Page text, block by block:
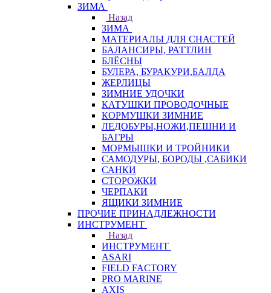
ЗИМА
Назад
ЗИМА
МАТЕРИАЛЫ ДЛЯ СНАСТЕЙ
БАЛАНСИРЫ, РАТТЛИН
БЛЁСНЫ
БУЛЕРА, БУРАКУРИ,БАЛДА
ЖЕРЛИЦЫ
ЗИМНИЕ УДОЧКИ
КАТУШКИ ПРОВОДОЧНЫЕ
КОРМУШКИ ЗИМНИЕ
ЛЕДОБУРЫ,НОЖИ,ПЕШНИ И
БАГРЫ
МОРМЫШКИ И ТРОЙНИКИ
САМОДУРЫ, БОРОДЫ ,САБИКИ
САНКИ
СТОРОЖКИ
ЧЕРПАКИ
ЯЩИКИ ЗИМНИЕ
ПРОЧИЕ ПРИНАДЛЕЖНОСТИ
ИНСТРУМЕНТ
Назад
ИНСТРУМЕНТ
ASARI
FIELD FACTORY
PRO MARINE
AXIS